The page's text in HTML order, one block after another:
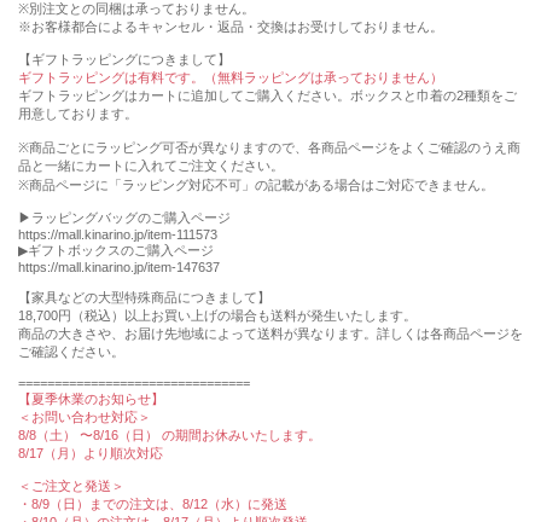
※別注文との同梱は承っておりません。
※お客様都合によるキャンセル・返品・交換はお受けしておりません。
【ギフトラッピングにつきまして】
ギフトラッピングは有料です。（無料ラッピングは承っておりません）
ギフトラッピングはカートに追加してご購入ください。ボックスと巾着の2種類をご
用意しております。
※商品ごとにラッピング可否が異なりますので、各商品ページをよくご確認のうえ商
品と一緒にカートに入れてご注文ください。
※商品ページに「ラッピング対応不可」の記載がある場合はご対応できません。
▶︎ラッピングバッグのご購入ページ
https://mall.kinarino.jp/item-111573
▶︎ギフトボックスのご購入ページ
https://mall.kinarino.jp/item-147637
【家具などの⼤型特殊商品につきまして】
18,700円（税込）以上お買い上げの場合も送料が発⽣いたします。
商品の⼤きさや、お届け先地域によって送料が異なります。詳しくは各商品ページを
ご確認ください。
================================
【夏季休業のお知らせ】
＜お問い合わせ対応＞
8/8（土） 〜8/16（日） の期間お休みいたします。
8/17（月）より順次対応
＜ご注文と発送＞
・8/9（日）までの注文は、8/12（水）に発送